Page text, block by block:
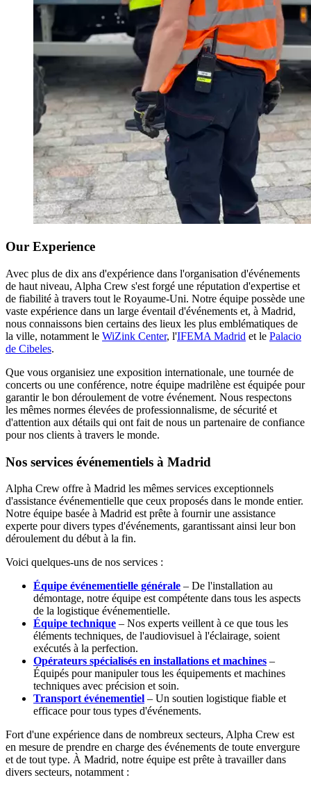
Our Experience
Avec plus de dix ans d'expérience dans l'organisation d'événements
de haut niveau, Alpha Crew s'est forgé une réputation d'expertise et
de fiabilité à travers tout le Royaume-Uni. Notre équipe possède une
vaste expérience dans un large éventail d'événements et, à Madrid,
nous connaissons bien certains des lieux les plus emblématiques de
la ville, notamment le WiZink Center, l'IFEMA Madrid et le Palacio
de Cibeles.
Que vous organisiez une exposition internationale, une tournée de
concerts ou une conférence, notre équipe madrilène est équipée pour
garantir le bon déroulement de votre événement. Nous respectons
les mêmes normes élevées de professionnalisme, de sécurité et
d'attention aux détails qui ont fait de nous un partenaire de confiance
pour nos clients à travers le monde.
Nos services événementiels à Madrid
Alpha Crew offre à Madrid les mêmes services exceptionnels
d'assistance événementielle que ceux proposés dans le monde entier.
Notre équipe basée à Madrid est prête à fournir une assistance
experte pour divers types d'événements, garantissant ainsi leur bon
déroulement du début à la fin.
Voici quelques-uns de nos services :
Équipe événementielle générale – De l'installation au
démontage, notre équipe est compétente dans tous les aspects
de la logistique événementielle.
Équipe technique – Nos experts veillent à ce que tous les
éléments techniques, de l'audiovisuel à l'éclairage, soient
exécutés à la perfection.
Opérateurs spécialisés en installations et machines –
Équipés pour manipuler tous les équipements et machines
techniques avec précision et soin.
Transport événementiel – Un soutien logistique fiable et
efficace pour tous types d'événements.
Fort d'une expérience dans de nombreux secteurs, Alpha Crew est
en mesure de prendre en charge des événements de toute envergure
et de tout type. À Madrid, notre équipe est prête à travailler dans
divers secteurs, notamment :